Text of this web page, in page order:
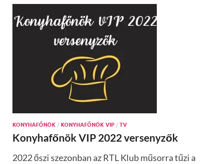
KONYHAFŐNÖK / KONYHAFŐNÖK VIP / TV
Konyhafőnök VIP 2022 versenyzők
2022 őszi szezonban az RTL Klub műsorra tűzi a